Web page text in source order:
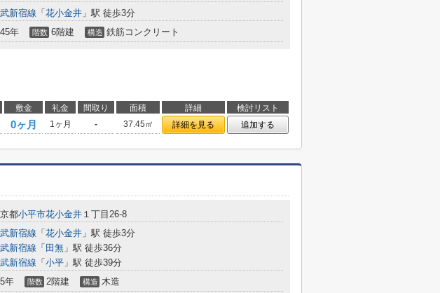
新宿線 「 花小金井 」駅 徒歩3分
年 階数 6階建 構造 鉄筋コンクリート
敷金 礼金 間取り 面積 詳細
検討リスト
0ヶ月 1ヶ月 - 37.45㎡ 詳細を見る 追加する
都小平市花小金井 １丁目26-8
新宿線 「 花小金井 」駅 徒歩3分
新宿線 「 田無 」駅 徒歩36分
新宿線 「 小平 」駅 徒歩39分
年 階数 2階建 構造 木造